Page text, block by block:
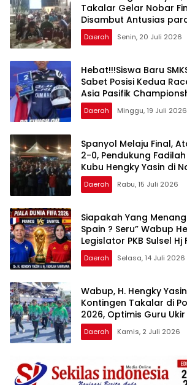
Takalar Gelar Nobar
Disambut Antusias
Argentina Dan Spanyol
Daerah Senin, 20 Juli 2026
Hebat!!!Siswa Baru
Sabet Posisi Kedua
Asia Pasifik
Daerah Minggu, 19 Juli 2026
Spanyol Melaju Final,
2-0, Pendukung
Kubu Hengky Yasin di
Piala Dunia 2026
Daerah Rabu, 15 Juli 2026
Siapakah Yang
Spain ? Seru” Wabup
Legislator PKB Sulsel
Adu Dukungan di Nobar
Dunia 2026
Daerah Selasa, 14 Juli 2026
Wabup, H. Hengky
Kontingen Takalar di
2026, Optimis Guru
Gemilang di Sidrap
Daerah Kamis, 2 Juli 2026